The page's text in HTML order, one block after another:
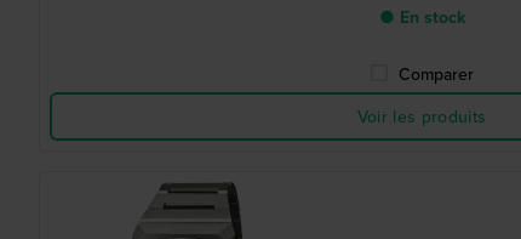
● En stock
Comparer
Voir les produits